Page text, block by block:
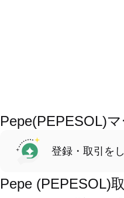
Pepe(PEPESOL)
登録・取引を
Pepe (PEPESOL)取